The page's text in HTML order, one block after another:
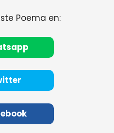
Poema en: